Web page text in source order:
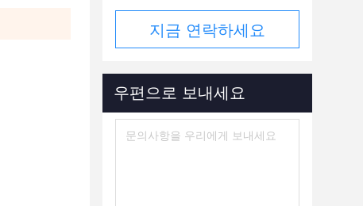
지금 연락하세요
우편으로 보내세요